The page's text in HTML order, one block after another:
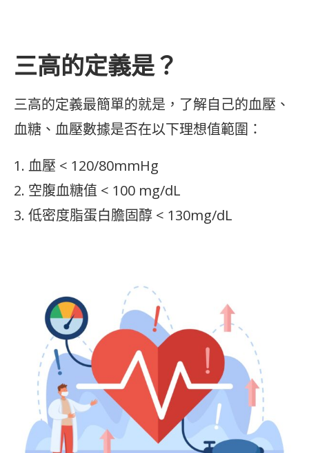
三高的定義是？
三高的定義最簡單的就是，了解自己的血壓、
血糖、血壓數據是否在以下理想值範圍：
1. 血壓 < 120/80mmHg
2. 空腹血糖值 < 100 mg/dL
3. 低密度脂蛋白膽固醇 < 130mg/dL